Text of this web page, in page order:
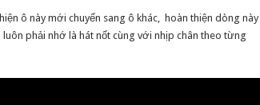
ô này mới chuyển sang ô khác, hoàn thiện dòng này
phải nhớ là hát nốt cùng với nhịp chân theo từng